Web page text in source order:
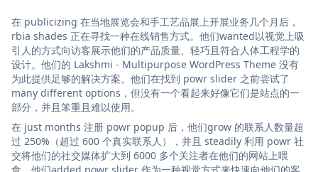
在 publicizing 在当地展览会和手工艺品展上开展业务几个月后，
rbia shades 正在寻找一种在线销售方式。他们wanted以视觉上吸
引人的方式向访客展示他们的产品质量、轻巧且符合人体工程学的
设计。他们的 Lakshmi - Multipurpose WordPress Theme 没有
为此提供足够的解决方案。他们在找到 powr slider 之前尝试了
many different options，但没有一个看起来好像它们是站点的一
部分，并且笨重且难以使用。
在 just months 注册 powr popup 后，他们grow 的联系人数量超
过 250%（超过 600 个真实联系人），并且 steadily 利用 powr 社
交将他们的社交媒体扩大到 6000 多个关注者在他们的网站上喂